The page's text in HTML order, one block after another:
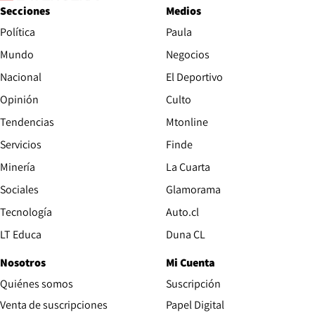
Secciones
Política
Mundo
Nacional
Opinión
Tendencias
Servicios
Minería
Sociales
Tecnología
LT Educa
Medios
Paula
Negocios
El Deportivo
Culto
Mtonline
Finde
La Cuarta
Glamorama
Auto.cl
Duna CL
Nosotros
Quiénes somos
Venta de suscripciones
Mi Cuenta
Suscripción
Papel Digital